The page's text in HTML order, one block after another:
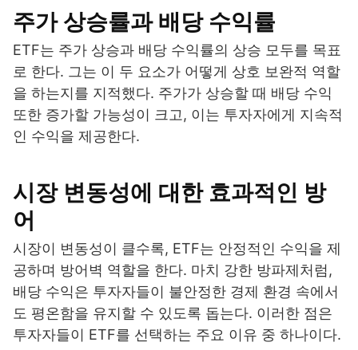
주가 상승률과 배당 수익률
ETF는 주가 상승과 배당 수익률의 상승 모두를 목표
로 한다. 그는 이 두 요소가 어떻게 상호 보완적 역할
을 하는지를 지적했다. 주가가 상승할 때 배당 수익
또한 증가할 가능성이 크고, 이는 투자자에게 지속적
인 수익을 제공한다.
시장 변동성에 대한 효과적인 방
어
시장이 변동성이 클수록, ETF는 안정적인 수익을 제
공하며 방어벽 역할을 한다. 마치 강한 방파제처럼,
배당 수익은 투자자들이 불안정한 경제 환경 속에서
도 평온함을 유지할 수 있도록 돕는다. 이러한 점은
투자자들이 ETF를 선택하는 주요 이유 중 하나이다.